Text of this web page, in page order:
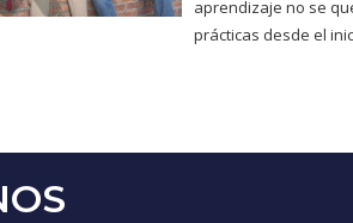
aprendizaje no se
prácticas desde el